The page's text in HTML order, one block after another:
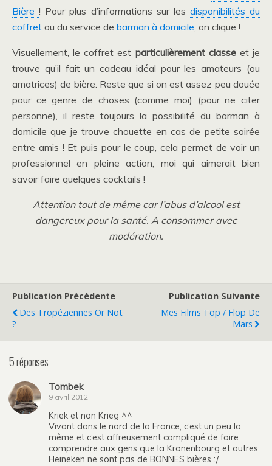
Bière! Pour plus d’informations sur les disponibilités du
coffret ou du service de barman à domicile, on clique !
Visuellement, le coffret est particulièrement classeet je
trouve qu’il fait un cadeau idéal pour les amateurs (ou
amatrices) de bière. Reste que si on est assez peu douée
pour ce genre de choses (comme moi) (pour ne citer
personne), il reste toujours la possibilité du barman à
domicile que je trouve chouette en cas de petite soirée
entre amis ! Et puis pour le coup, cela permet de voir un
professionnel en pleine action, moi qui aimerait bien
savoir faire quelques cocktails !
Attention tout de même car l’abus d’alcool est
dangereux pour la santé. A consommer avec
modération.
Publication Précédente
Des Tropéziennes Or Not
?
Publication Suivante
Mes Films Top / Flop De
Mars
5 réponses
Tombek
9 avril 2012
Kriek et non Krieg ^^
Vivant dans le nord de la France, c’est un peu la
même et c’est affreusement compliqué de faire
comprendre aux gens que la Kronenbourg et autres
Heineken ne sont pas de BONNES bières :/